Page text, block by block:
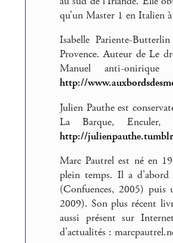
qu’un Master 1 en Italien
Isabelle Pariente-
Provence. Auteur de Le
Manuel anti-
http://
Julien Pauthe est
La Barque,
http://
Marc Pautrel est né en
plein temps. Il a
(Confuences, 2005) puis
2009). Son plus récent
aussi présent sur
d’actualités :